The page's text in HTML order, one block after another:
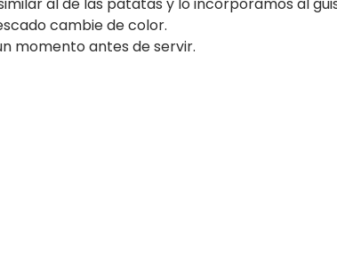
al de las patatas y lo incorporamos al
cambie de color.
momento antes de servir.